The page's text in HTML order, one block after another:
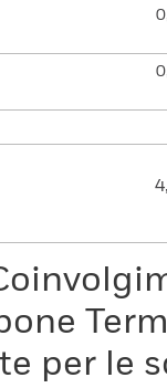
per le